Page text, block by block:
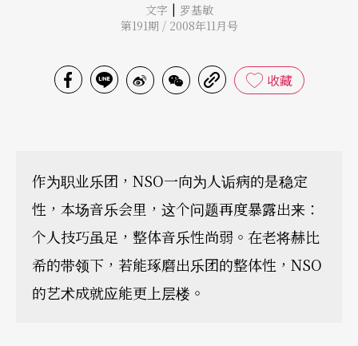
文字 | 罗基敏
第191期 / 2008年11月号
收藏
作为职业乐团，NSO一向为人诟病的是稳定
性，本场音乐会里，这个问题再度暴露出来：
个人技巧虽足，整体音乐性尚弱。在老将赫比
希的带领下，若能琢磨出乐团的整体性，NSO
的艺术成就应能更上层楼。